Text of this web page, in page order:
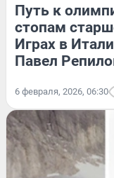
Путь к
стопам
Играх в
Павел
6 февраля, 2026, 06:30